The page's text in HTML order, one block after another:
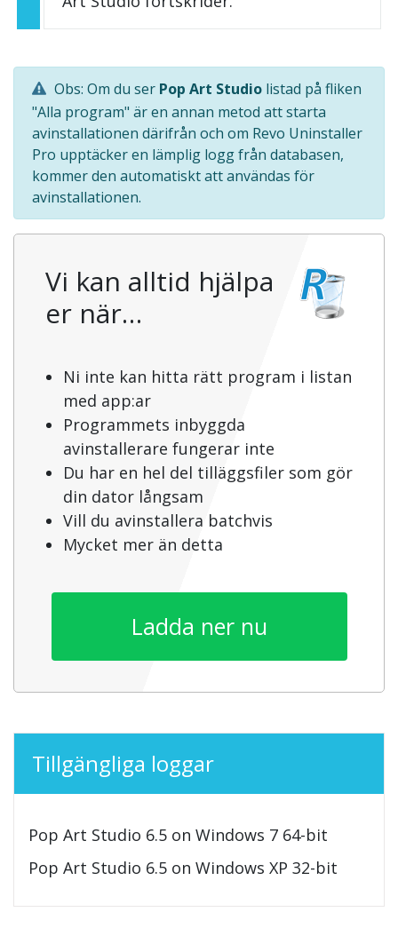
Obs: Om du ser Pop Art Studio listad på fliken
"Alla program" är en annan metod att starta
avinstallationen därifrån och om Revo Uninstaller
Pro upptäcker en lämplig logg från databasen,
kommer den automatiskt att användas för
avinstallationen.
Vi kan alltid hjälpa
er när…
Ni inte kan hitta rätt program i listan
med app:ar
Programmets inbyggda
avinstallerare fungerar inte
Du har en hel del tilläggsfiler som gör
din dator långsam
Vill du avinstallera batchvis
Mycket mer än detta
Ladda ner nu
Tillgängliga loggar
Pop Art Studio 6.5 on Windows 7 64-bit
Pop Art Studio 6.5 on Windows XP 32-bit